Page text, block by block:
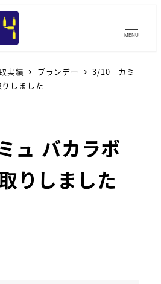
MENU
実績 ブランデー
3/10 カミ
しました
バカラボ
りしました